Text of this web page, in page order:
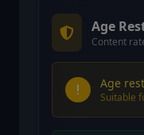
Age
Content
Age
Suitable